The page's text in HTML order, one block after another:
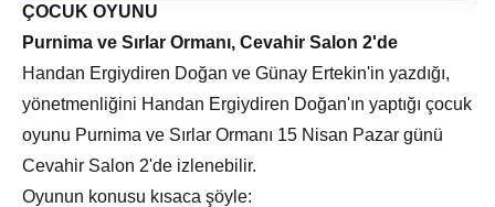
ÇOCUK OYUNU
Purnima ve Sırlar Ormanı, Cevahir Salon 2'de
Handan Ergiydiren Doğan ve Günay Ertekin'in yazdığı,
yönetmenliğini Handan Ergiydiren Doğan'ın yaptığı çocuk
oyunu Purnima ve Sırlar Ormanı 15 Nisan Pazar günü
Cevahir Salon 2'de izlenebilir.
Oyunun konusu kısaca şöyle: